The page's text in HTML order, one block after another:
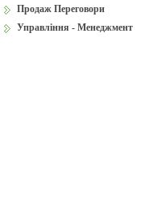
Продаж Переговори
Управління - Менеджмент